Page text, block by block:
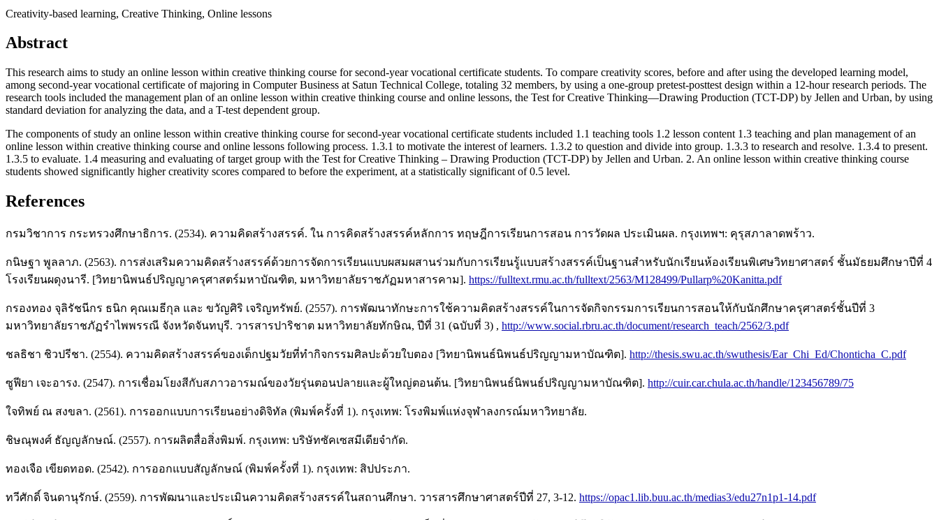
Creativity-based learning, Creative Thinking, Online lessons
Abstract
This research aims to study an online lesson within creative thinking course for second-year vocational certificate students. To compare creativity scores, before and after using the developed learning model,
among second-year vocational certificate of majoring in Computer Business at Satun Technical College, totaling 32 members, by using a one-group pretest-posttest design within a 12-hour research periods. The
research tools included the management plan of an online lesson within creative thinking course and online lessons, the Test for Creative Thinking—Drawing Production (TCT-DP) by Jellen and Urban, by using
standard deviation for analyzing the data, and a T-test dependent group.
The components of study an online lesson within creative thinking course for second-year vocational certificate students included 1.1 teaching tools 1.2 lesson content 1.3 teaching and plan management of an
online lesson within creative thinking course and online lessons following process. 1.3.1 to motivate the interest of learners. 1.3.2 to question and divide into group. 1.3.3 to research and resolve. 1.3.4 to present.
1.3.5 to evaluate. 1.4 measuring and evaluating of target group with the Test for Creative Thinking – Drawing Production (TCT-DP) by Jellen and Urban. 2. An online lesson within creative thinking course
students showed significantly higher creativity scores compared to before the experiment, at a statistically significant of 0.5 level.
References
กรมวิชาการ กระทรวงศึกษาธิการ. (2534). ความคิดสร้างสรรค์. ใน การคิดสร้างสรรค์หลักการ ทฤษฎีการเรียนการสอน การวัดผล ประเมินผล. กรุงเทพฯ: คุรุสภาลาดพร้าว.
กนิษฐา พูลลาภ. (2563). การส่งเสริมความคิดสร้างสรรค์ด้วยการจัดการเรียนแบบผสมผสานร่วมกับการเรียนรู้แบบสร้างสรรค์เป็นฐานสำหรับนักเรียนห้องเรียนพิเศษวิทยาศาสตร์ ชั้นมัธยมศึกษาปีที่ 4
โรงเรียนผดุงนารี. [วิทยานิพนธ์ปริญญาครุศาสตร์มหาบัณฑิต, มหาวิทยาลัยราชภัฏมหาสารคาม]. https://fulltext.rmu.ac.th/fulltext/2563/M128499/Pullarp%20Kanitta.pdf
กรองทอง จุลิรัชนีกร ธนิก คุณเมธีกุล และ ขวัญศิริ เจริญทรัพย์. (2557). การพัฒนาทักษะการใช้ความคิดสร้างสรรค์ในการจัดกิจกรรมการเรียนการสอนให้กับนักศึกษาครุศาสตร์ชั้นปีที่ 3
มหาวิทยาลัยราชภัฏรำไพพรรณี จังหวัดจันทบุรี. วารสารปาริชาต มหาวิทยาลัยทักษิณ, ปีที่ 31 (ฉบับที่ 3) , http://www.social.rbru.ac.th/document/research_teach/2562/3.pdf
ชลธิชา ชิวปรีชา. (2554). ความคิดสร้างสรรค์ของเด็กปฐมวัยที่ทำกิจกรรมศิลปะด้วยใบตอง [วิทยานิพนธ์นิพนธ์ปริญญามหาบัณฑิต]. http://thesis.swu.ac.th/swuthesis/Ear_Chi_Ed/Chonticha_C.pdf
ซูฟียา เจะอารง. (2547). การเชื่อมโยงสีกับสภาวอารมณ์ของวัยรุ่นตอนปลายและผู้ใหญ่ตอนต้น. [วิทยานิพนธ์นิพนธ์ปริญญามหาบัณฑิต]. http://cuir.car.chula.ac.th/handle/123456789/75
ใจทิพย์ ณ สงขลา. (2561). การออกแบบการเรียนอย่างดิจิทัล (พิมพ์ครั้งที่ 1). กรุงเทพ: โรงพิมพ์แห่งจุฬาลงกรณ์มหาวิทยาลัย.
ชิษณุพงศ์ ธัญญลักษณ์. (2557). การผลิตสื่อสิ่งพิมพ์. กรุงเทพ: บริษัทซัคเซสมีเดียจำกัด.
ทองเจือ เขียดทอด. (2542). การออกแบบสัญลักษณ์ (พิมพ์ครั้งที่ 1). กรุงเทพ: สิปประภา.
ทวีศักดิ์ จินดานุรักษ์. (2559). การพัฒนาและประเมินความคิดสร้างสรรค์ในสถานศึกษา. วารสารศึกษาศาสตร์ปีที่ 27, 3-12. https://opac1.lib.buu.ac.th/medias3/edu27n1p1-14.pdf